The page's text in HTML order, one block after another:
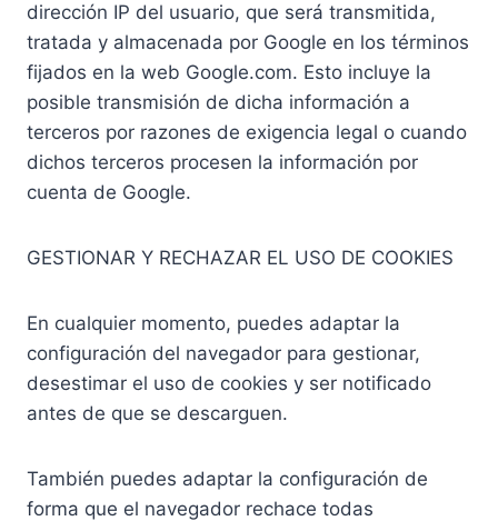
dirección IP del usuario, que será transmitida,
tratada y almacenada por Google en los términos
fijados en la web Google.com. Esto incluye la
posible transmisión de dicha información a
terceros por razones de exigencia legal o cuando
dichos terceros procesen la información por
cuenta de Google.
GESTIONAR Y RECHAZAR EL USO DE COOKIES
En cualquier momento, puedes adaptar la
configuración del navegador para gestionar,
desestimar el uso de cookies y ser notificado
antes de que se descarguen.
También puedes adaptar la configuración de
forma que el navegador rechace todas